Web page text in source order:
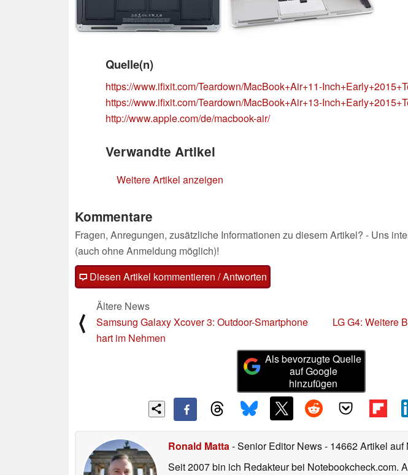
Quelle(n)
https://www.ifixit.com/Teardown/MacBook+Air+11-
https://www.ifixit.com/Teardown/MacBook+Air+13-
http://www.apple.com/de/macbook-air/
Verwandte Artikel
Weitere Artikel anzeigen
Kommentare
Fragen, Anregungen, zusätzliche Informationen zu diesem Artikel? - Uns
(auch ohne Anmeldung möglich)!
Diesen Artikel kommentieren / Antworten
⟨
Ältere News
Samsung Galaxy Xcover 3: Outdoor-Smartphone
hart im Nehmen
LG G4: Weitere
Als bevorzugte Quelle
auf Google
hinzufügen
Ronald Matta- Senior Editor News- 14662 Artikel
Seit 2007 bin ich Redakteur bei Notebookcheck.com.